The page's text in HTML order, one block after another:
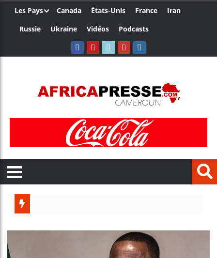
Les Pays Canada États-Unis France
Iran
Russie
Ukraine Vidéos Podcasts